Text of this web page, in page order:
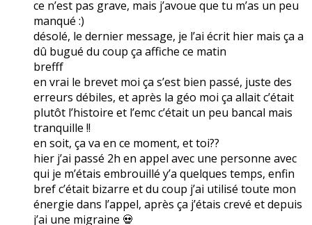
ce n’est pas grave, mais j’avoue que tu m’as un peu
manqué :)
désolé, le dernier message, je l’ai écrit hier mais ça a
dû bugué du coup ça affiche ce matin
brefff
en vrai le brevet moi ça s’est bien passé, juste des
erreurs débiles, et après la géo moi ça allait c’était
plutôt l’histoire et l’emc c’était un peu bancal mais
tranquille !!
en soit, ça va en ce moment, et toi??
hier j’ai passé 2h en appel avec une personne avec
qui je m’étais embrouillé y’a quelques temps, enfin
bref c’était bizarre et du coup j’ai utilisé toute mon
énergie dans l’appel, après ça j’étais crevé et depuis
j’ai une migraine 💀